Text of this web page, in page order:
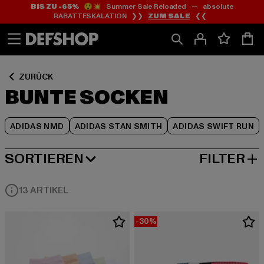
Zum
Inhalt
springen
Zum
Fußzeile
springen
BIS ZU -65%😲💥 Summer Sale Reloaded — absolute
RABATTESKALATION ❯❯ ZUM SALE ❮❮
ZURÜCK
BUNTE SOCKEN
ADIDAS NMD ADIDAS STAN SMITH ADIDAS SWIFT RUN
Zum
Produktraster
springen
SORTIEREN
BELIEBTESTE FILTER
13 ARTIKEL
-30%